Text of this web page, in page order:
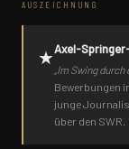
AUSZEICHNUNG
★Axel-
„Im Swing durch
Bewerbungen
junge
über den SWR.